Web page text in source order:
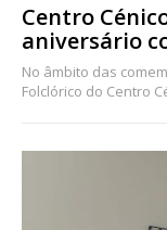
Centro
aniversário
No âmbito das
Folclórico do Centro